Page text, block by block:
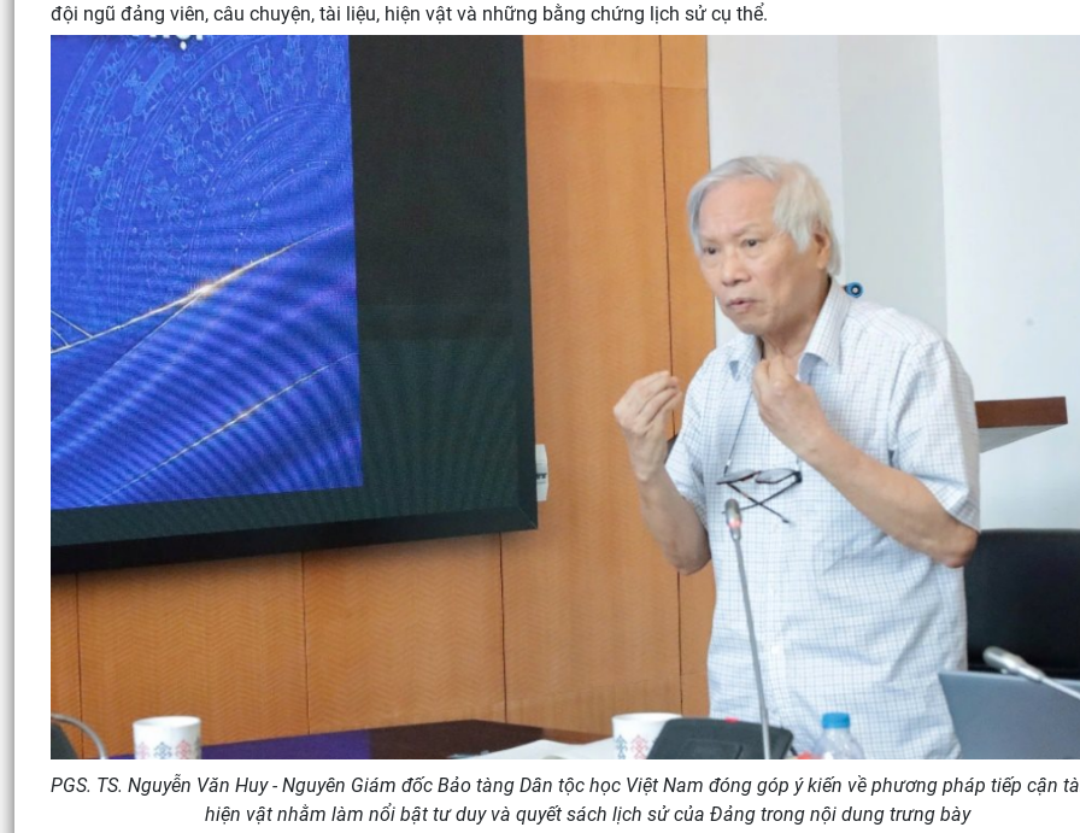
đội ngũ đảng viên, câu chuyện, tài liệu, hiện vật và những bằng chứng lịch sử cụ thể.
PGS. TS. Nguyễn Văn Huy - Nguyên Giám đốc Bảo tàng Dân tộc học Việt Nam đóng góp ý kiến về phương pháp tiếp cận
hiện vật nhằm làm nổi bật tư duy và quyết sách lịch sử của Đảng trong nội dung trưng bày